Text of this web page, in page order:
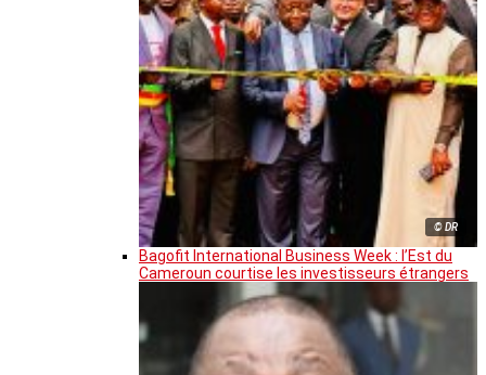
© DR
Bagofit International Business Week : l’Est du
Cameroun courtise les investisseurs étrangers